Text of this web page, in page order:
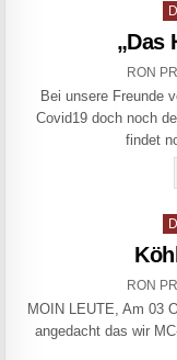
„Das
RON
Bei unsere Freunde
Covid19 doch noch
findet
RON
MOIN LEUTE, Am 03
angedacht das wir